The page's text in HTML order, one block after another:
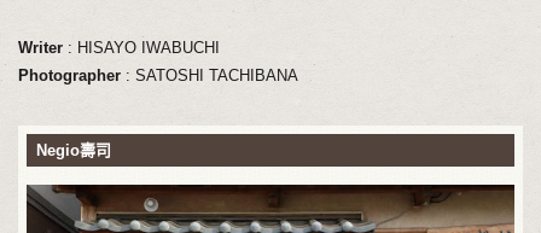
Writer: HISAYO IWABUCHI
Photographer: SATOSHI TACHIBANA
Negio壽司